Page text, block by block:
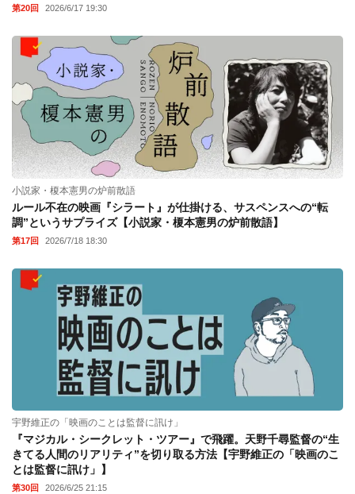
第20回 2026/6/17 19:30
小説家・榎本憲男の炉前散語
ルール不在の映画『シラート』が仕掛ける、サスペンスへの“転
調”というサプライズ【小説家・榎本憲男の炉前散語】
第17回 2026/7/18 18:30
宇野維正の「映画のことは監督に訊け」
『マジカル・シークレット・ツアー』で飛躍。天野千尋監督の“生
きてる人間のリアリティ”を切り取る方法【宇野維正の「映画のこ
とは監督に訊け」】
第30回 2026/6/25 21:15